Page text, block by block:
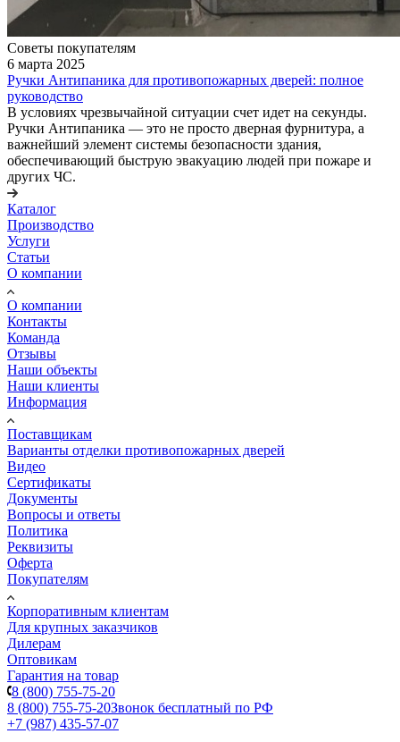
Советы покупателям
6 марта 2025
Ручки Антипаника для противопожарных дверей: полное
руководство
В условиях чрезвычайной ситуации счет идет на секунды.
Ручки Антипаника — это не просто дверная фурнитура, а
важнейший элемент системы безопасности здания,
обеспечивающий быструю эвакуацию людей при пожаре и
других ЧС.
Каталог
Производство
Услуги
Статьи
О компании
О компании
Контакты
Команда
Отзывы
Наши объекты
Наши клиенты
Информация
Поставщикам
Варианты отделки противопожарных дверей
Видео
Сертификаты
Документы
Вопросы и ответы
Политика
Реквизиты
Оферта
Покупателям
Корпоративным клиентам
Для крупных заказчиков
Дилерам
Оптовикам
Гарантия на товар
8 (800) 755-75-20
8 (800) 755-75-20Звонок бесплатный по РФ
+7 (987) 435-57-07